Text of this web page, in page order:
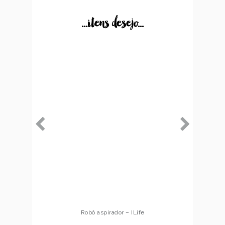
...itens desejo...
Robô aspirador – ILife